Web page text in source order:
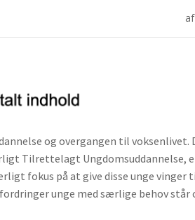
af
og overgangen til voksenlivet.
Tilrettelagt Ungdomsuddannelse,
fokus på at give disse unge vinger
unge med særlige behov står